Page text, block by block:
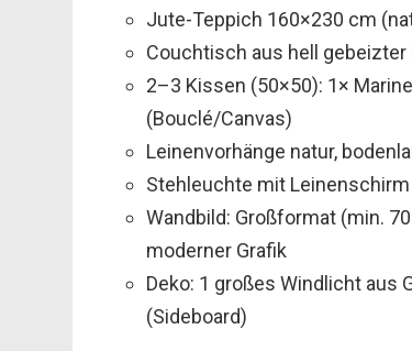
Jute-Teppich 160×230 cm
Couchtisch aus hell
2–3 Kissen (50×50): 1×
(Bouclé/Canvas)
Leinenvorhänge natur,
Stehleuchte mit
Wandbild: Großformat (min.
moderner Grafik
Deko: 1 großes Windlicht aus
(Sideboard)